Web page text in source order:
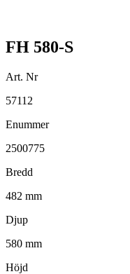
FH 580-S
Art. Nr
57112
Enummer
2500775
Bredd
482 mm
Djup
580 mm
Höjd